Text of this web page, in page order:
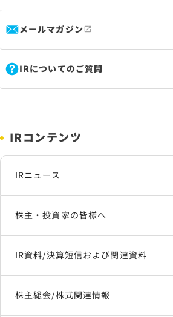
メールマガジン
IRについてのご質問
IRコンテンツ
IRニュース
株主・投資家の皆様へ
IR資料/決算短信および関連資料
株主総会/株式関連情報